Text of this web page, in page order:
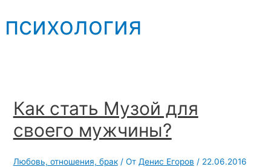
психология
Как стать Музой для
своего мужчины?
Любовь, отношения, брак/ От Денис Егоров / 22.06.2016